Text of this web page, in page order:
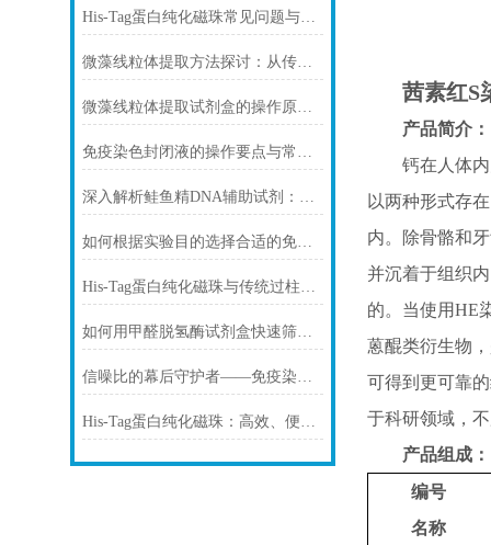
His-Tag蛋白纯化磁珠常见问题与解决方案
微藻线粒体提取方法探讨：从传统技术到试剂盒方案
微藻线粒体提取试剂盒的操作原理与实验优化指南
免疫染色封闭液的操作要点与常见问题解决方案
深入解析鲑鱼精DNA辅助试剂：原理、特性与规范操作
如何根据实验目的选择合适的免疫染色封闭剂
His-Tag蛋白纯化磁珠与传统过柱层析纯化方式
如何用甲醛脱氢酶试剂盒快速筛查食品中甲醛残留？
信噪比的幕后守护者——免疫染色洗涤液的科学原理与核心价值
His-Tag蛋白纯化磁珠：高效、便捷的蛋白纯化解决方案
茜素红S
产品简介：
钙在人体
以两种形式存
内。除骨骼和
并沉着于组织
的。当使用HE
蒽醌类衍生物
可得到更可靠
于科研领域，
产品组成：
编号
名称